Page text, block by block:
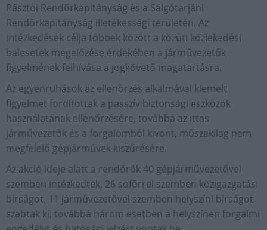
Pásztói Rendőrkapitányság és a Salgótarjáni
Rendőrkapitányság illetékességi területén. Az
intézkedések célja többek között a közúti közlekedési
balesetek megelőzése érdekében a járművezetők
figyelmének felhívása a jogkövető magatartásra.
Az egyenruhások az ellenőrzés alkalmával kiemelt
figyelmet fordítottak a passzív biztonsági eszközök
használatának ellenőrzésére, továbbá az ittas
járművezetők és a forgalomból kivont, műszakilag nem
megfelelő gépjárművek kiszűrésére.
Az akció ideje alatt a rendőrök 40 gépjárművezetővel
szemben intézkedtek, 26 sofőrrel szemben közigazgatási
bírságot, 11 járművezetővel szemben helyszíni bírságot
szabtak ki, továbbá három esetben a helyszínen forgalmi